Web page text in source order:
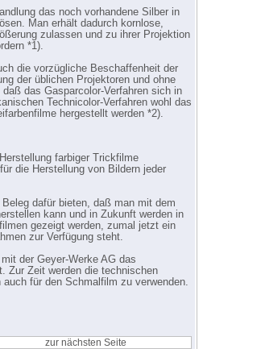
das noch vorhandene Silber in
Man erhält dadurch kornlose,
zulassen und zu ihrer Projektion
*1).
die vorzügliche Beschaffenheit der
der üblichen Projektoren und ohne
das Gasparcolor-Verfahren sich in
Technicolor-Verfahren wohl das
hergestellt werden *2).
farbiger Trickfilme
die Herstellung von Bildern jeder
dafür bieten, daß man mit dem
kann und in Zukunft werden in
gezeigt werden, zumal jetzt ein
zur Verfügung steht.
der Geyer-Werke AG das
Zur Zeit werden die technischen
für den Schmalfilm zu verwenden.
zur nächsten Seite